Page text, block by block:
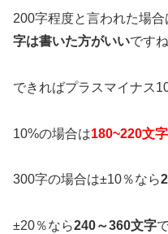
200字程度と言われた場合
字は書いた方がいいですね
できればプラスマイナス
10%の場合は180~220文字
300字の場合は±10％なら
±20％なら240～360文字